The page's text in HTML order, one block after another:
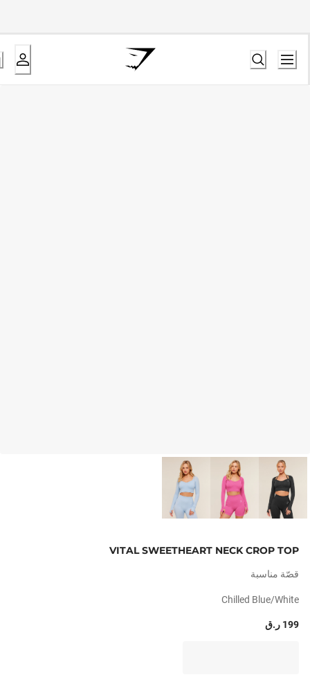
VITAL SWEETHEART NECK CROP TOP
قصّة مناسبة
Chilled Blue/white
199 ر.ق